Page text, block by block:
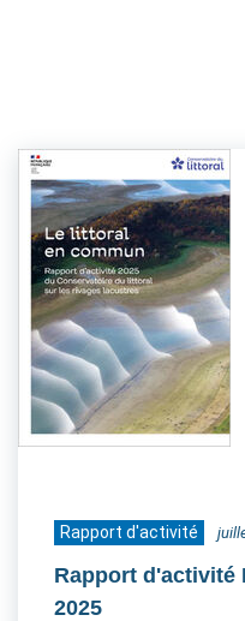
Rapport d'activité
Rapport d'activité
2025